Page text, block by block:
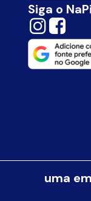
Siga o
uma